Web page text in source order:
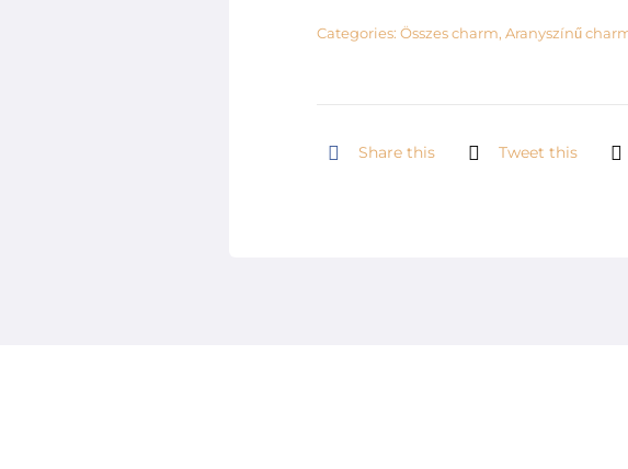
Categories: Összes charm, Aranyszínű
Share this Tweet this